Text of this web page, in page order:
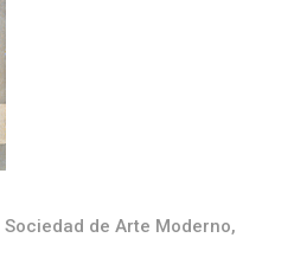
de Arte Moderno,